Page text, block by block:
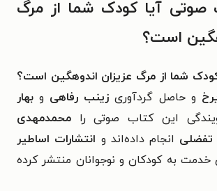
صوتی آیا کودک شما از مرگ
است؟
شما از مرگ عزیزان اندوهگین است؟
و حاصل گردآوری زینب رفاهی وبهار
این کتاب صوتی را محمدمهدی
تفضلی انجام داده‌اند و انتشارات اساطیر
خدمت بهکودکان و نوجوانان منتشر کرده